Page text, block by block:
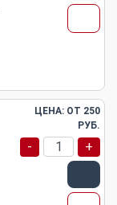
ЦЕНА: ОТ 250
РУБ.
- +